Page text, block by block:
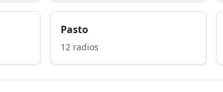
Pasto
12 radios